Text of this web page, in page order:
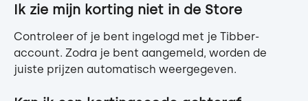
Ik zie mijn korting niet in de Store
Controleer of je bent ingelogd met je Tibber-
account. Zodra je bent aangemeld, worden de
juiste prijzen automatisch weergegeven.